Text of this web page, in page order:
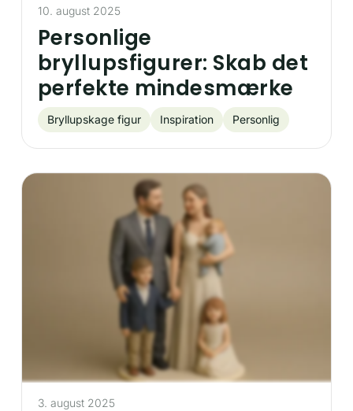
Personlige
bryllupsfigurer: Skab det
perfekte mindesmærke
Bryllupskage figur Inspiration Personlig
10. august 2025
3. august 2025